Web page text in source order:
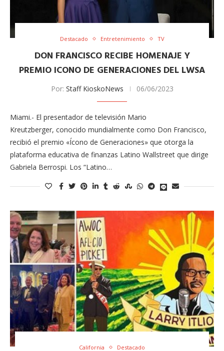
Destacado Entretenimiento TV
DON FRANCISCO RECIBE HOMENAJE Y
PREMIO ICONO DE GENERACIONES DEL LWSA
Por: Staff KioskoNews 06/06/2023
Miami.- El presentador de televisión Mario
Kreutzberger, conocido mundialmente como Don Francisco,
recibió el premio «Ícono de Generaciones» que otorga la
plataforma educativa de finanzas Latino Wallstreet que dirige
Gabriela Berrospi. Los “Latino…
California Destacado